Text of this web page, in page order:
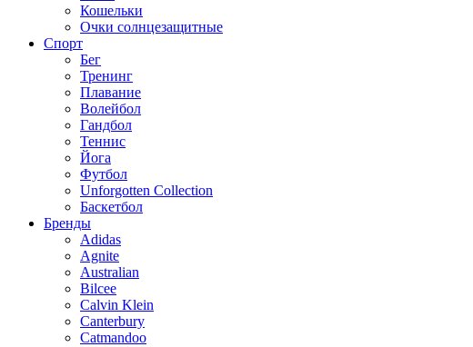
Кошельки
Очки солнцезащитные
Спорт
Бег
Тренинг
Плавание
Волейбол
Гандбол
Теннис
Йога
Футбол
Unforgotten Collection
Баскетбол
Бренды
Adidas
Agnite
Australian
Bilcee
Calvin Klein
Canterbury
Catmandoo